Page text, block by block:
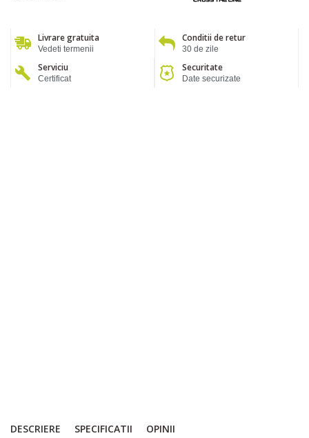
Livrare gratuita
Vedeti termenii
Conditii de retur
30 de zile
Serviciu
Certificat
Securitate
Date securizate
DESCRIERE SPECIFICATII OPINII